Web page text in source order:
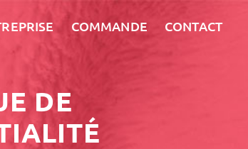
COMMANDE CONTACT
DE